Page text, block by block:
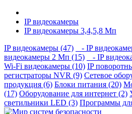
IP видеокамеры
IP видеокамеры 3,4,5,8 Мп
IP видеокамеры (47)
- IP
видеокамеры 2 Мп (15)
- IP
Wi-Fi видеокамеры (10) IP
регистраторы NVR (9) Сетевое
продукция (6) Блоки питания (20)
(17) Оборудование для интернет (2)
светильники LED (3) Программы